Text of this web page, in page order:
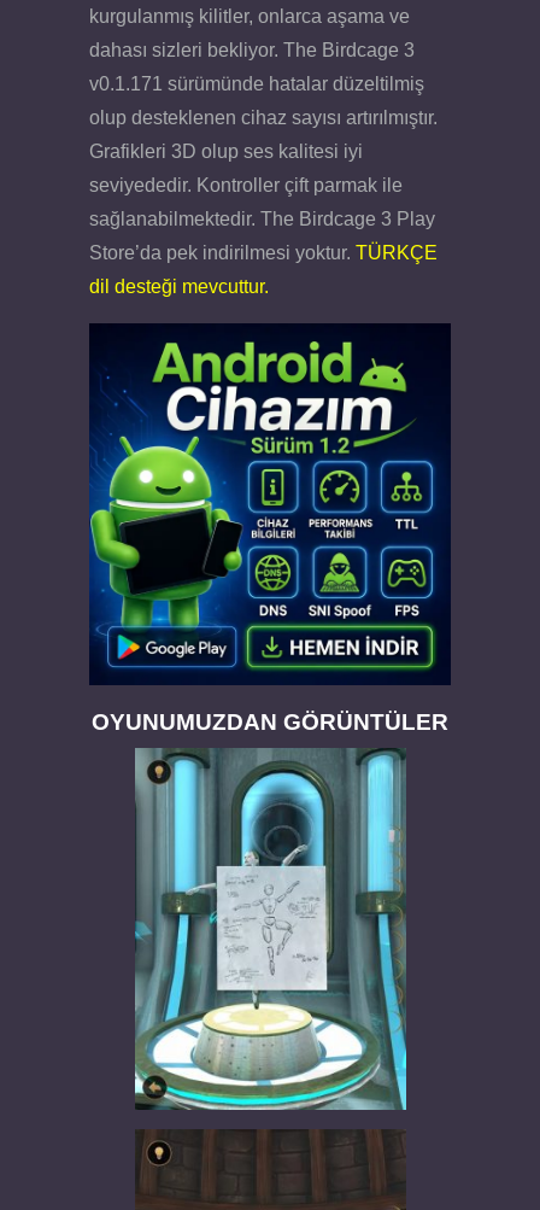
kurgulanmış kilitler, onlarca aşama ve
dahası sizleri bekliyor. The Birdcage 3
v0.1.171 sürümünde hatalar düzeltilmiş
olup desteklenen cihaz sayısı artırılmıştır.
Grafikleri 3D olup ses kalitesi iyi
seviyededir. Kontroller çift parmak ile
sağlanabilmektedir. The Birdcage 3 Play
Store’da pek indirilmesi yoktur. TÜRKÇE
dil desteği mevcuttur.
OYUNUMUZDAN GÖRÜNTÜLER